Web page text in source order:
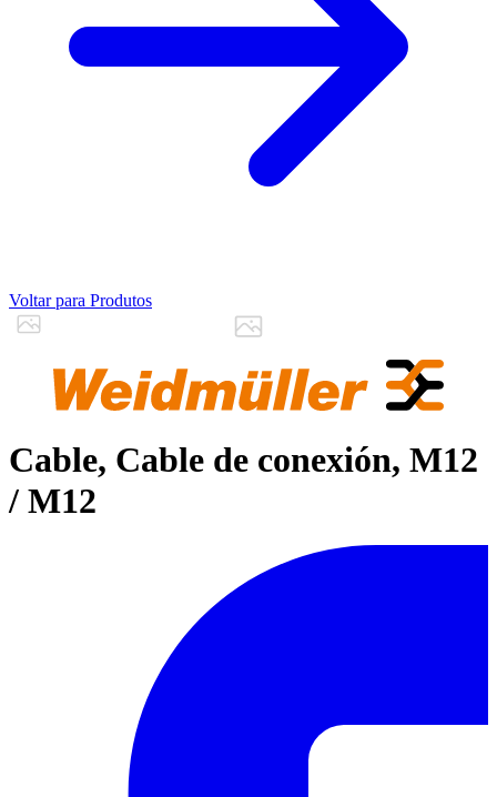
Voltar para Produtos
Cable, Cable de conexión, M12
/ M12